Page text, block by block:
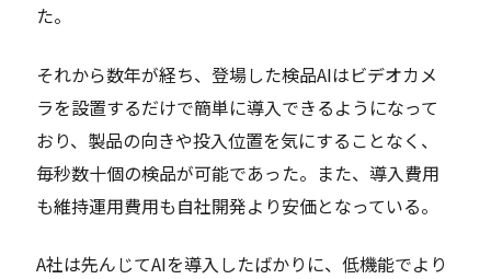
た。
それから数年が経ち、登場した検品AIはビデオカメ
ラを設置するだけで簡単に導入できるようになって
おり、製品の向きや投入位置を気にすることなく、
毎秒数十個の検品が可能であった。また、導入費用
も維持運用費用も自社開発より安価となっている。
A社は先んじてAIを導入したばかりに、低機能でより